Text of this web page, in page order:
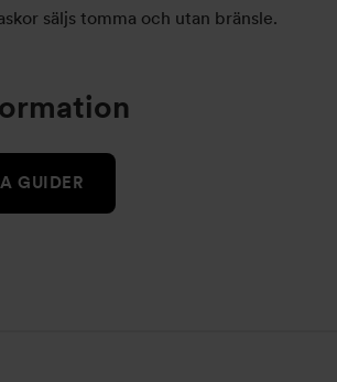
säljs tomma och utan bränsle.
GUIDER